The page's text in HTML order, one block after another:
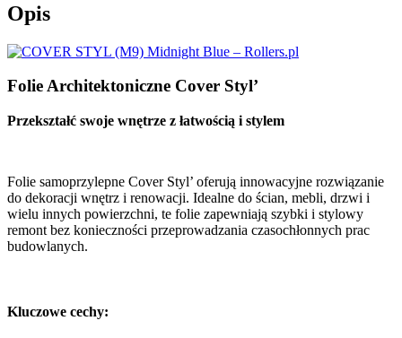
Opis
Folie Architektoniczne Cover Styl’
Przekształć swoje wnętrze z łatwością i stylem
Folie samoprzylepne Cover Styl’ oferują innowacyjne rozwiązanie
do dekoracji wnętrz i renowacji. Idealne do ścian, mebli, drzwi i
wielu innych powierzchni, te folie zapewniają szybki i stylowy
remont bez konieczności przeprowadzania czasochłonnych prac
budowlanych.
Kluczowe cechy: